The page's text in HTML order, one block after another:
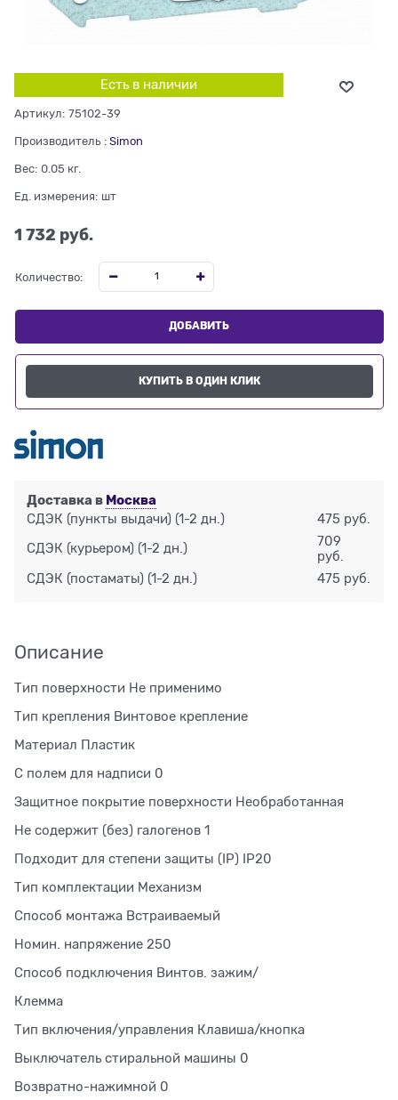
Есть в наличии
Артикул: 75102-39
Производитель : Simon
Вес: 0.05 кг.
Ед. измерения: шт
1 732 руб.
Количество:
ДОБАВИТЬ
КУПИТЬ В ОДИН КЛИК
Доставка в Москва
СДЭК (пункты выдачи) (1-2 дн.) 475 руб.
СДЭК (курьером) (1-2 дн.)
709
руб.
СДЭК (постаматы) (1-2 дн.) 475 руб.
Описание
Тип поверхности Не применимо
Тип крепления Винтовое крепление
Материал Пластик
С полем для надписи 0
Защитное покрытие поверхности Необработанная
Не содержит (без) галогенов 1
Подходит для степени защиты (IP) IP20
Тип комплектации Механизм
Способ монтажа Встраиваемый
Номин. напряжение 250
Способ подключения Винтов. зажим/
Клемма
Тип включения/управления Клавиша/кнопка
Выключатель стиральной машины 0
Возвратно-нажимной 0